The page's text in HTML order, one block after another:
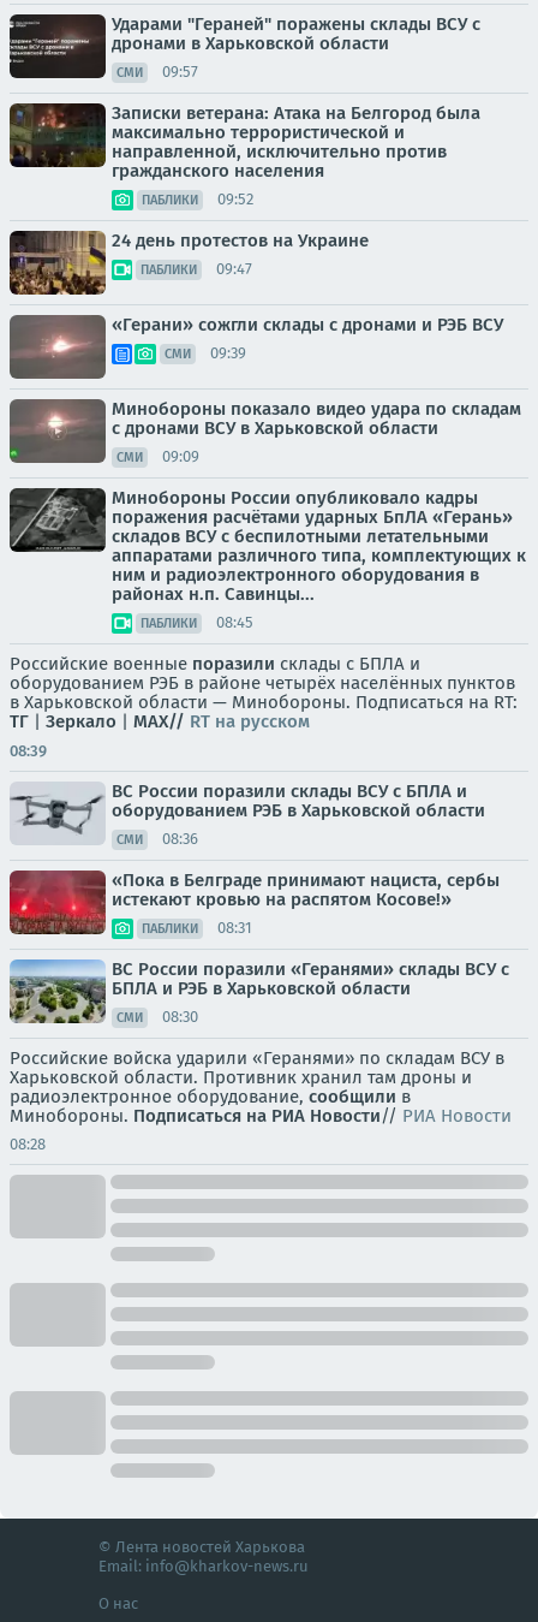
Ударами "Гераней" поражены склады ВСУ с
дронами в Харьковской области
СМИ 09:57
Записки ветерана: Атака на Белгород была
максимально террористической и
направленной, исключительно против
гражданского населения
ПАБЛИКИ 09:52
24 день протестов на Украине
ПАБЛИКИ 09:47
«Герани» сожгли склады с дронами и РЭБ ВСУ
СМИ 09:39
Минобороны показало видео удара по складам
с дронами ВСУ в Харьковской области
СМИ 09:09
Минобороны России опубликовало кадры
поражения расчётами ударных БпЛА «Герань»
складов ВСУ с беспилотными летательными
аппаратами различного типа, комплектующих к
ним и радиоэлектронного оборудования в
районах н.п. Савинцы...
ПАБЛИКИ 08:45
Российские военные поразили склады с БПЛА и
оборудованием РЭБ в районе четырёх населённых пунктов
в Харьковской области — Минобороны. Подписаться на RT:
ТГ | Зеркало | MAX// RT на русском
08:39
ВС России поразили склады ВСУ с БПЛА и
оборудованием РЭБ в Харьковской области
СМИ 08:36
«Пока в Белграде принимают нациста, сербы
истекают кровью на распятом Косове!»
ПАБЛИКИ 08:31
ВС России поразили «Геранями» склады ВСУ с
БПЛА и РЭБ в Харьковской области
СМИ 08:30
Российские войска ударили «Геранями» по складам ВСУ в
Харьковской области. Противник хранил там дроны и
радиоэлектронное оборудование, сообщили в
Минобороны. Подписаться на РИА Новости// РИА Новости
08:28
© Лента новостей Харькова
Email: info@kharkov-news.ru
О нас